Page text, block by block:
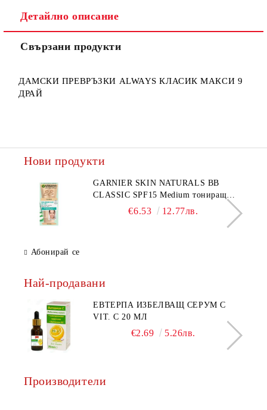
Ние ще се свържем с вас в рамките на работния ден.
Детайлно описание
Свързани продукти
ДАМСКИ ПРЕВРЪЗКИ ALWAYS КЛАСИК МАКСИ 9
ДРАЙ
Нови продукти
GARNIER SKIN NATURALS BB
CLASSIC SPF15 Medium тониращ
дневен крем за лице среден нюанс за
€6.53 12.77лв.
Абонирай се
Най-продавани
ЕВТЕРПА ИЗБЕЛВАЩ СЕРУМ С
VIT. C 20 МЛ
€2.69 5.26лв.
Производители